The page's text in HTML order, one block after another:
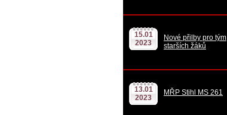
15.01
2023
Nové přilby pro tým
starších žáků
13.01
2023
MŘP Stihl MS 261